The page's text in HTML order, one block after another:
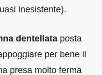
inesistente).
dentellata posta
per bene il
presa molto ferma